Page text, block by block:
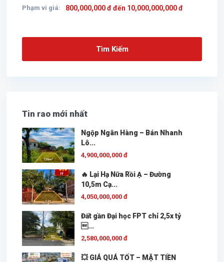
Phạm vi giá: 800,000,000 đ đến 10,000,000,000 đ
Tìm Kiếm
Tin rao mới nhất
Ngộp Ngân Hàng – Bán Nhanh
Lô...
4,900,000,000 đ
🔥 Lại Hạ Nữa Rồi Ạ – Đường
10,5m Cạ...
4,050,000,000 đ
Đất gần Đại học FPT chỉ 2,5x tỷ
...
2,580,000,000 đ
💥 GIÁ QUÁ TỐT – MẶT TIỀN